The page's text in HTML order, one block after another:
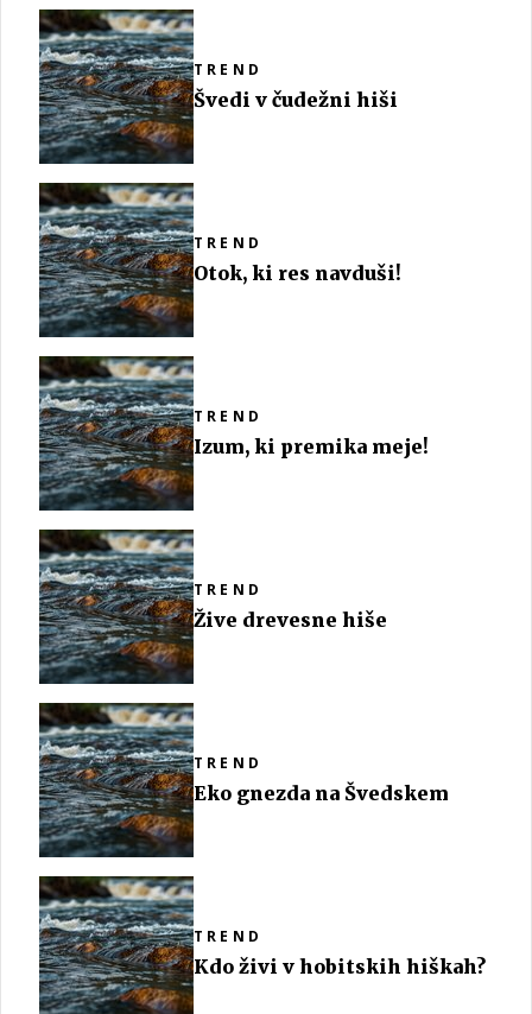
TREND
Švedi v čudežni hiši
TREND
Otok, ki res navduši!
TREND
Izum, ki premika meje!
TREND
Žive drevesne hiše
TREND
Eko gnezda na Švedskem
TREND
Kdo živi v hobitskih hiškah?